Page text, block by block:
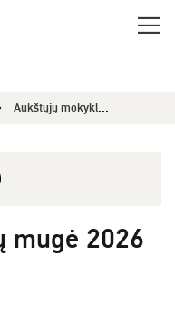
Aukštųjų mokyklų mugė 2026 Kaune
mugė 2026